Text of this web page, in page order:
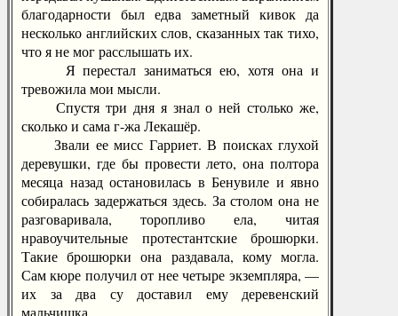
благодарности был едва заметный кивок да
несколько английских слов, сказанных так тихо,
что я не мог расслышать их.
Я перестал заниматься ею, хотя она и
тревожила мои мысли.
Спустя три дня я знал о ней столько же,
сколько и сама г-жа Лекашёр.
Звали ее мисс Гарриет. В поисках глухой
деревушки, где бы провести лето, она полтора
месяца назад остановилась в Бенувиле и явно
собиралась задержаться здесь. За столом она не
разговаривала, торопливо ела, читая
нравоучительные протестантские брошюрки.
Такие брошюрки она раздавала, кому могла.
Сам кюре получил от нее четыре экземпляра, —
их за два су доставил ему деревенский
мальчишка.